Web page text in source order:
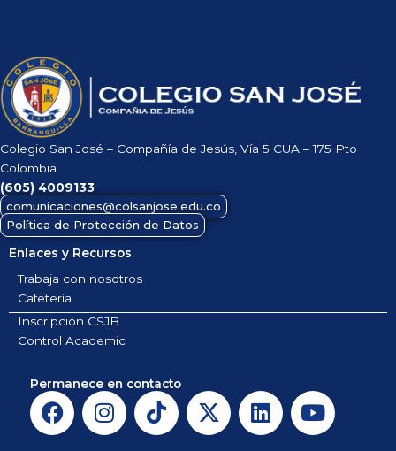
Colegio San José – Compañía de Jesús, Vía 5 CUA – 175 Pto
Colombia
(605) 4009133
comunicaciones@colsanjose.edu.co
Política de Protección de Datos
Enlaces y Recursos
Trabaja con nosotros
Cafetería
Inscripción CSJB
Control Academic
Permanece en contacto
F
a
I
n
T
i
X
-
L
i
Y
o